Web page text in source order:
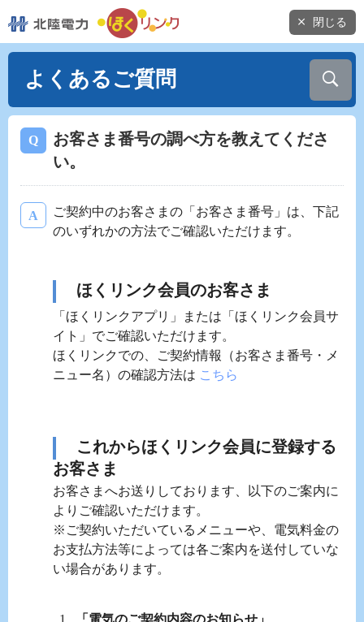
閉じる
よくあるご質問
お客さま番号の調べ方を教えてくださ
い。
ご契約中のお客さまの「お客さま番号」は、下記
のいずれかの方法でご確認いただけます。
ほくリンク会員のお客さま
「ほくリンクアプリ」または「ほくリンク会員サ
イト」でご確認いただけます。
ほくリンクでの、ご契約情報（お客さま番号・メ
ニュー名）の確認方法は こちら
これからほくリンク会員に登録する
お客さま
お客さまへお送りしております、以下のご案内に
よりご確認いただけます。
※ご契約いただいているメニューや、電気料金の
お支払方法等によっては各ご案内を送付していな
い場合があります。
「電気のご契約内容のお知らせ」